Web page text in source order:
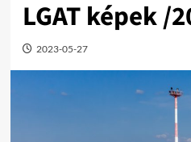
LGAT képek /
2023-05-27